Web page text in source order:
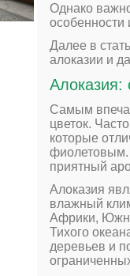
Однако
особенности
Далее в
алоказии и
Алоказия:
Самым
цветок.
которые
фиолетовым.
приятный
Алоказия
влажный
Африки,
Тихого
деревьев и